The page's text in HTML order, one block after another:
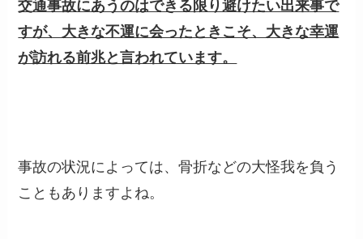
交通事故にあうのはできる限り避けたい出来事で
すが、大きな不運に会ったときこそ、大きな幸運
が訪れる前兆と言われています。
事故の状況によっては、骨折などの大怪我を負う
こともありますよね。